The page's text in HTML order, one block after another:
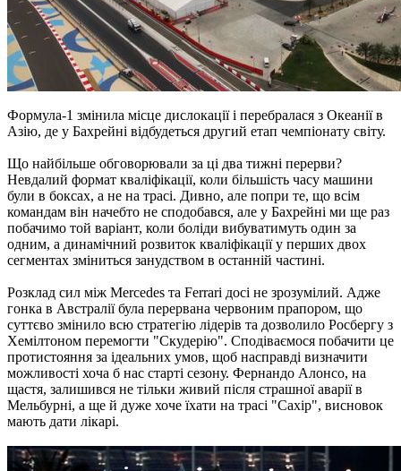
Формула-1 змінила місце дислокації і перебралася з Океанії в
Азію, де у Бахрейні відбудеться другий етап чемпіонату світу.
Що найбільше обговорювали за ці два тижні перерви?
Невдалий формат кваліфікації, коли більшість часу машини
були в боксах, а не на трасі. Дивно, але попри те, що всім
командам він начебто не сподобався, але у Бахрейні ми ще раз
побачимо той варіант, коли боліди вибуватимуть один за
одним, а динамічний розвиток кваліфікації у перших двох
сегментах зміниться занудством в останній частині.
Розклад сил між Mercedes та Ferrari досі не зрозумілий. Адже
гонка в Австралії була перервана червоним прапором, що
суттєво змінило всю стратегію лідерів та дозволило Росбергу з
Хемілтоном перемогти "Скудерію". Сподіваємося побачити це
протистояння за ідеальних умов, щоб насправді визначити
можливості хоча б нас старті сезону. Фернандо Алонсо, на
щастя, залишився не тільки живий після страшної аварії в
Мельбурні, а ще й дуже хоче їхати на трасі "Сахір", висновок
мають дати лікарі.